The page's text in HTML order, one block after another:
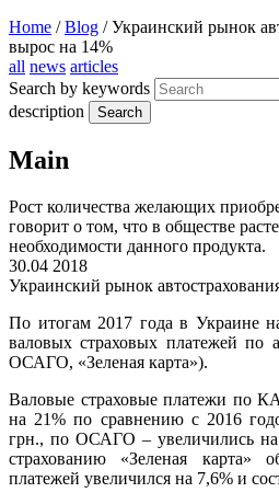
Home /Blog /Украинский рынок
вырос на 14%
all news articles
Search by keywords
description
Main
Рост количества желающих
говорит о том, что в обществе
необходимости данного продукта.
30.04 2018
Украинский рынок
По итогам 2017 года в Украине
валовых страховых платежей по
ОСАГО, «Зеленая карта»).
Валовые страховые платежи по
на 21% по сравнению с 2016
грн., по ОСАГО – увеличились
страхованию «Зеленая карта»
платежей увеличился на 7,6% и